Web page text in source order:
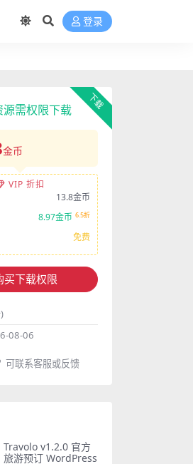
登录
下载
源需权限下载
金币
VIP 折扣
13.8金币
8.97金币 6.5折
免费
买下载权限
08-06
可联系客服或反馈
Travolo v1.2.0 官方
旅游预订 WordPress